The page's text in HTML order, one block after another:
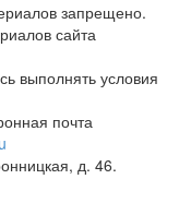
запрещено.
сайта
выполнять условия
почта
д. 46.